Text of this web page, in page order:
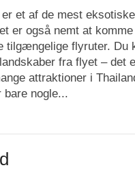
et af de mest
er også nemt at
tilgængelige flyruter. Du
fra flyet – det
attraktioner i
bare nogle...